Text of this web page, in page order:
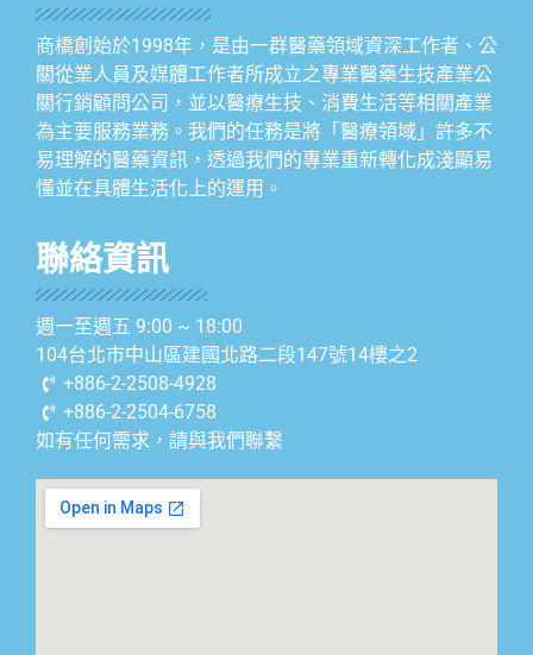
商橋創始於1998年，是由一群醫藥領域資深工作者、公
關從業人員及媒體工作者所成立之專業醫藥生技產業公
關行銷顧問公司，並以醫療生技、消費生活等相關產業
為主要服務業務。我們的任務是將「醫療領域」許多不
易理解的醫藥資訊，透過我們的專業重新轉化成淺顯易
懂並在具體生活化上的運用。
聯絡資訊
週一至週五 9:00 ~ 18:00
104台北市中山區建國北路二段147號14樓之2
+886-2-2508-4928
+886-2-2504-6758
如有任何需求，請與我們聯繫